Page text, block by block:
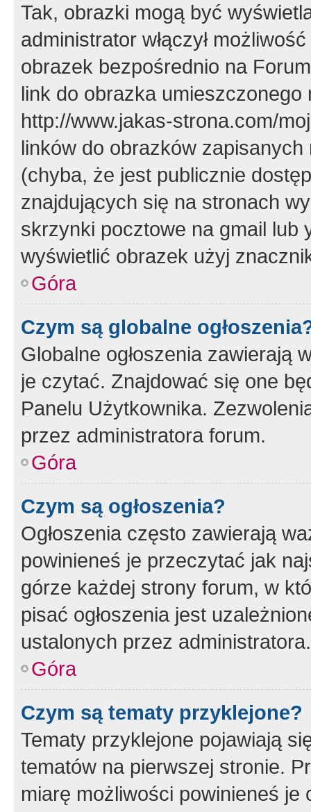
Tak, obrazki mogą być
administrator włączył
obrazek bezpośrednio na
link do obrazka
http://www.jakas-strona.com/
linków do obrazków
(chyba, że jest publicznie
znajdujących się na stronach
skrzynki pocztowe na gmail lub
wyświetlić obrazek użyj
Góra
Czym są globalne
Globalne ogłoszenia zawierają
je czytać. Znajdować się one
Panelu Użytkownika.
przez administratora forum.
Góra
Czym są ogłoszenia?
Ogłoszenia często zawierają
powinieneś je przeczytać jak
górze każdej strony forum, w
pisać ogłoszenia jest
ustalonych przez administratora.
Góra
Czym są tematy przyklejone?
Tematy przyklejone pojawiają
tematów na pierwszej stronie.
miarę możliwości powinieneś je